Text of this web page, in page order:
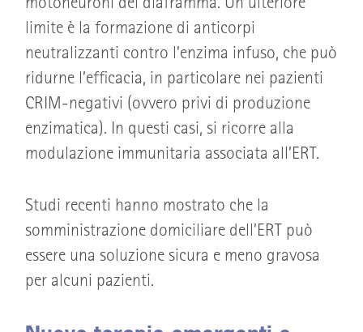
motoneuroni del diaframma. Un ulteriore
limite è la formazione di anticorpi
neutralizzanti contro l’enzima infuso, che può
ridurne l’efficacia, in particolare nei pazienti
CRIM-negativi (ovvero privi di produzione
enzimatica). In questi casi, si ricorre alla
modulazione immunitaria associata all’ERT.
Studi recenti hanno mostrato che la
somministrazione domiciliare dell’ERT può
essere una soluzione sicura e meno gravosa
per alcuni pazienti.